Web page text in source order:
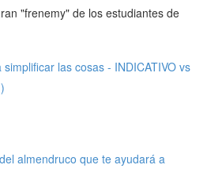
"frenemy" de los estudiantes de
las cosas - INDICATIVO vs
almendruco que te ayudará a